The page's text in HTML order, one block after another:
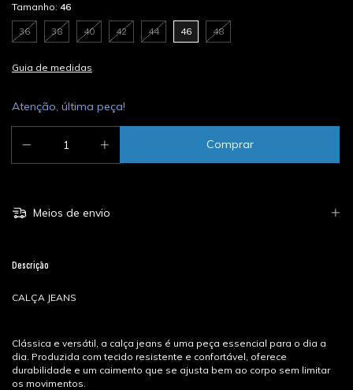
Tamanho: 46
36 38 40 42 44 46 48
Guia de medidas
Atenção, última peça!
Meios de envio
Descrição
CALÇA JEANS
Clássica e versátil, a calça jeans é uma peça essencial para o dia a
dia. Produzida com tecido resistente e confortável, oferece
durabilidade e um caimento que se ajusta bem ao corpo sem limitar
os movimentos.